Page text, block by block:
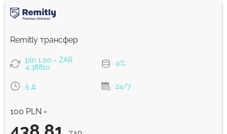
Remitly трансфер
pln 1.00 = ZAR
4.38810
0%
5 д 24/7
100 PLN =